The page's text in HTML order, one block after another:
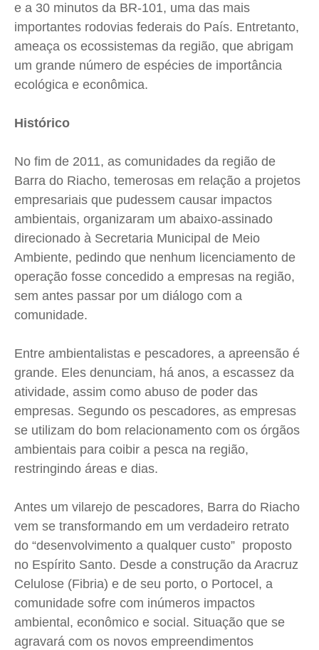
e a 30 minutos da BR-101, uma das mais
importantes rodovias federais do País. Entretanto,
ameaça os ecossistemas da região, que abrigam
um grande número de espécies de importância
ecológica e econômica.
Histórico
No fim de 2011, as comunidades da região de
Barra do Riacho, temerosas em relação a projetos
empresariais que pudessem causar impactos
ambientais, organizaram um abaixo-assinado
direcionado à Secretaria Municipal de Meio
Ambiente, pedindo que nenhum licenciamento de
operação fosse concedido a empresas na região,
sem antes passar por um diálogo com a
comunidade.
Entre ambientalistas e pescadores, a apreensão é
grande. Eles denunciam, há anos, a escassez da
atividade, assim como abuso de poder das
empresas. Segundo os pescadores, as empresas
se utilizam do bom relacionamento com os órgãos
ambientais para coibir a pesca na região,
restringindo áreas e dias.
Antes um vilarejo de pescadores, Barra do Riacho
vem se transformando em um verdadeiro retrato
do “desenvolvimento a qualquer custo” proposto
no Espírito Santo. Desde a construção da Aracruz
Celulose (Fibria) e de seu porto, o Portocel, a
comunidade sofre com inúmeros impactos
ambiental, econômico e social. Situação que se
agravará com os novos empreendimentos